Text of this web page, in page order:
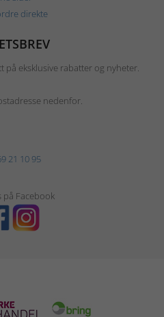
direkte
eksklusive rabatter og nyheter.
nedenfor.
21 10 95
på Facebook